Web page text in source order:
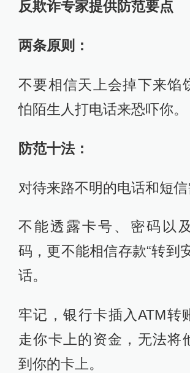
反欺诈专家提供防范要点
两条原则：
不要相信天上会掉下来馅
怕陌生人打电话来恐吓你。
防范十法：
对待来路不明的电话和短信
不能透露卡号、密码以
码，更不能相信存款“转到
话。
牢记，银行卡插入ATM转
走你卡上的资金，无法将
到你的卡上。